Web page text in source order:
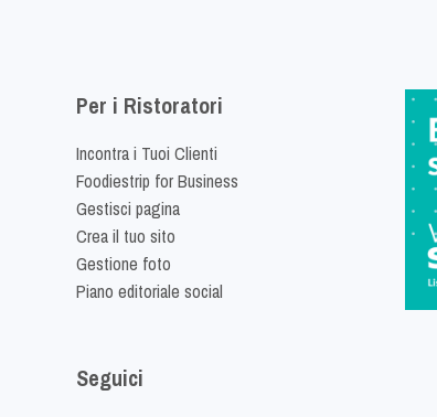
Per i Ristoratori
Incontra i Tuoi Clienti
Foodiestrip for Business
Gestisci pagina
Crea il tuo sito
Gestione foto
Piano editoriale social
Seguici